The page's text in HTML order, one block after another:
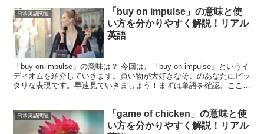
日常英語関連
「buy on impulse」の意味と使
い方を分かりやすく解説！リアル
英語
「buy on impulse」の意味は？ 今回は、「buy on impulse」というイ
ディオムを紹介していきます。買い物が大好きなそこのあなたにピッ
タリな表現です。早速見ていきましょう！まずは単語を確認、ここで
日常英語関連
「game of chicken」の意味と使
い方を分かりやすく解説！リアル